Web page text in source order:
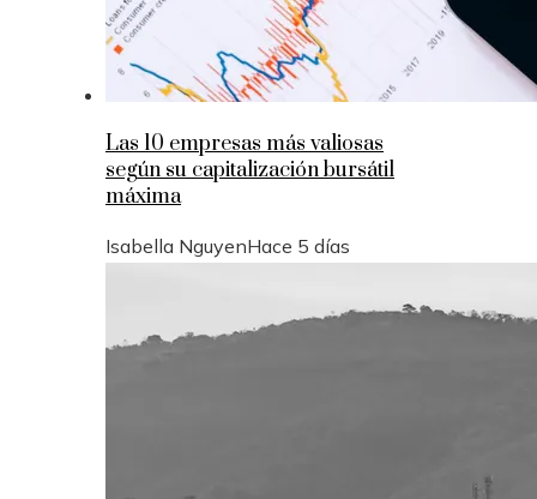
Las 10 empresas más valiosas
según su capitalización bursátil
máxima
Isabella NguyenHace 5 días